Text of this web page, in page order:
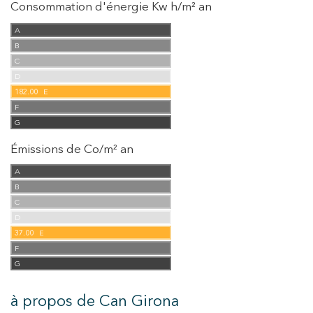
Consommation d'énergie Kw h/m² an
A
B
C
D
182.00
E
F
G
Émissions de Co/m² an
A
B
C
D
37.00
E
F
G
à propos de Can Girona